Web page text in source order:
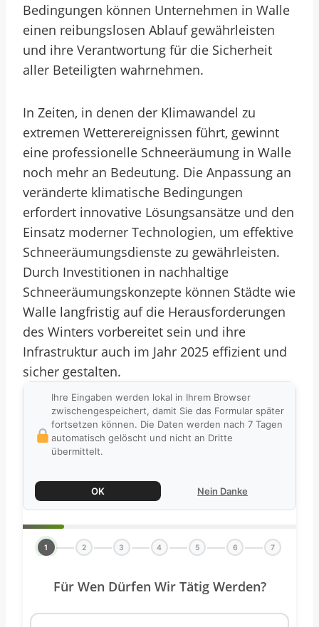
Bedingungen können Unternehmen in Walle
einen reibungslosen Ablauf gewährleisten
und ihre Verantwortung für die Sicherheit
aller Beteiligten wahrnehmen.
In Zeiten, in denen der Klimawandel zu
extremen Wetterereignissen führt, gewinnt
eine professionelle Schneeräumung in Walle
noch mehr an Bedeutung. Die Anpassung an
veränderte klimatische Bedingungen
erfordert innovative Lösungsansätze und den
Einsatz moderner Technologien, um effektive
Schneeräumungsdienste zu gewährleisten.
Durch Investitionen in nachhaltige
Schneeräumungskonzepte können Städte wie
Walle langfristig auf die Herausforderungen
des Winters vorbereitet sein und ihre
Infrastruktur auch im Jahr 2025 effizient und
sicher gestalten.
Ihre Eingaben werden lokal in Ihrem Browser
zwischengespeichert, damit Sie das Formular später
fortsetzen können. Die Daten werden nach 7 Tagen
automatisch gelöscht und nicht an Dritte
übermittelt.
OK Nein Danke
1 2 3 4 5 6 7
Für Wen Dürfen Wir Tätig Werden?